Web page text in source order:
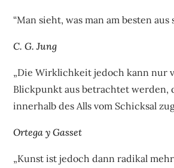
“Man sieht, was man am besten aus
C. G. Jung
„Die Wirklichkeit jedoch kann nur
Blickpunkt aus betrachtet werden,
innerhalb des Alls vom Schicksal
Ortega y Gasset
„Kunst ist jedoch dann radikal